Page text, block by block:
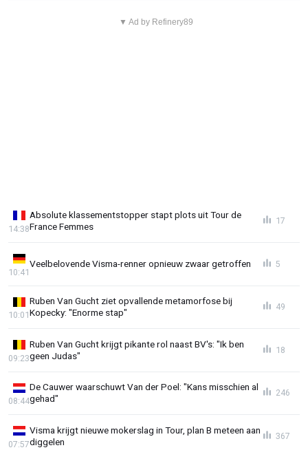
▼ Ad by Refinery89
Absolute klassementstopper stapt plots uit Tour de
France Femmes
14:38
17
Veelbelovende Visma-renner opnieuw zwaar getroffen
10:41
5
Ruben Van Gucht ziet opvallende metamorfose bij
Kopecky: "Enorme stap"
10:01
49
Ruben Van Gucht krijgt pikante rol naast BV's: "Ik ben
geen Judas"
09:23
18
De Cauwer waarschuwt Van der Poel: "Kans misschien al
gehad"
08:44
246
Visma krijgt nieuwe mokerslag in Tour, plan B meteen aan
diggelen
07:57
367